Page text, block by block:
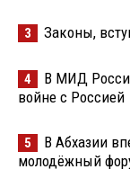
3 Законы,
4
В МИД
войне с Россией
5
В Абхазии
молодёжный